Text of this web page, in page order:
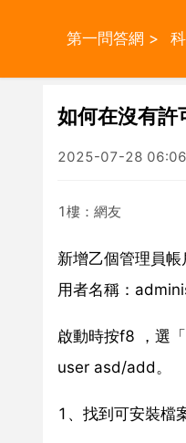
第一問答網 >
如何在沒有許
2025-07-28
1樓：網友
新增乙個管理員
用者名稱：
啟動時按f8 ，選
user asd/add。
1、找到可安裝檔